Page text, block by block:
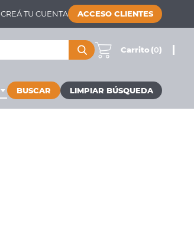
CREÁ TU CUENTA ACCESO CLIENTES
Carrito (0)
BUSCAR